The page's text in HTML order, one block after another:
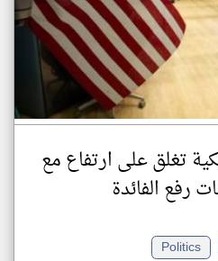
تغلق على ارتفاع مع
رفع الفائدة
Politics